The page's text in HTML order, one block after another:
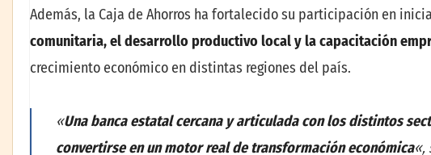
Además, la Caja de Ahorros ha fortalecido su participación en
comunitaria, el desarrollo productivo local y la capacitación
crecimiento económico en distintas regiones del país.
«Una banca estatal cercana y articulada con los distintos
convertirse en un motor real de transformación económica«,